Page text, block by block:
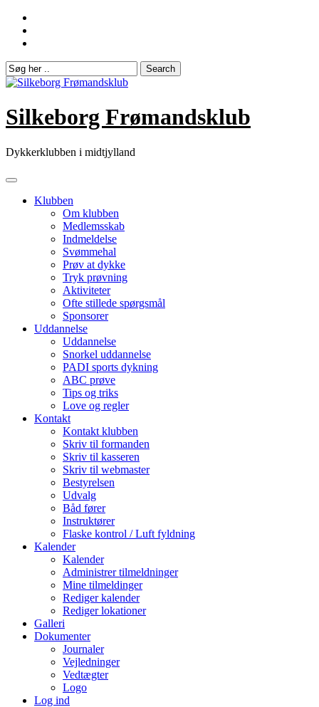
Skip
content
Silkeborg Frømandsklub
Dykkerklubben i midtjylland
Klubben
Om klubben
Medlemsskab
Indmeldelse
Svømmehal
Prøv at dykke
Tryk prøvning
Aktiviteter
Ofte stillede spørgsmål
Sponsorer
Uddannelse
Uddannelse
Snorkel uddannelse
PADI sports dykning
ABC prøve
Tips og triks
Love og regler
Kontakt
Kontakt klubben
Skriv til formanden
Skriv til kasseren
Skriv til webmaster
Bestyrelsen
Udvalg
Båd fører
Instruktører
Flaske kontrol / Luft fyldning
Kalender
Kalender
Administrer tilmeldninger
Mine tilmeldinger
Rediger kalender
Rediger lokationer
Galleri
Dokumenter
Journaler
Vejledninger
Vedtægter
Logo
Log ind